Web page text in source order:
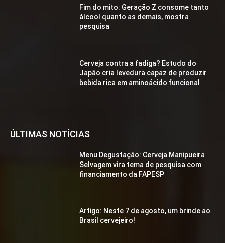
Fim do mito: Geração Z consome tanto
álcool quanto as demais, mostra
pesquisa
Cerveja contra a fadiga? Estudo do
Japão cria levedura capaz de produzir
bebida rica em aminoácido funcional
ÚLTIMAS NOTÍCIAS
Menu Degustação: Cerveja Manipueira
Selvagem vira tema de pesquisa com
financiamento da FAPESP
Artigo: Neste 7 de agosto, um brinde ao
Brasil cervejeiro!